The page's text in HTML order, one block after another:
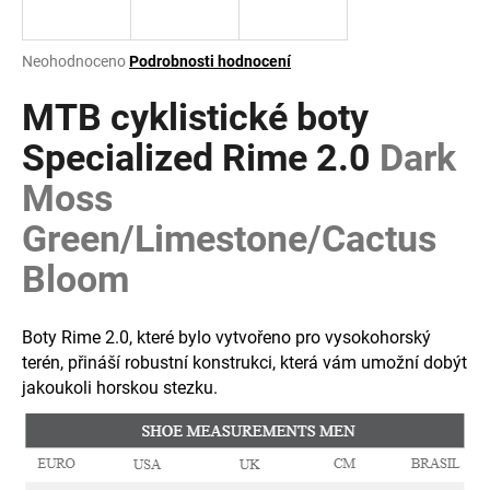
Průměrné
produktu
je
0,0
z
5
hvězdiček.
NeohodnocenoPodrobnosti hodnocení
MTB cyklistické boty
Specialized Rime 2.0 Dark
Moss
Green/Limestone/Cactus
Bloom
Boty Rime 2.0, které bylo vytvořeno pro vysokohorský
terén, přináší robustní konstrukci, která vám umožní dobýt
jakoukoli horskou stezku.
j
t
?
HLEDAT
D
o
p
o
r